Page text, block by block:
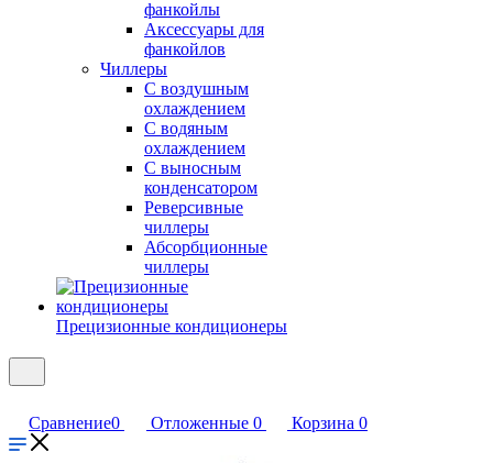
фанкойлы
Аксессуары для
фанкойлов
Чиллеры
С воздушным
охлаждением
С водяным
охлаждением
С выносным
конденсатором
Реверсивные
чиллеры
Абсорбционные
чиллеры
Прецизионные кондиционеры
Сравнение0 Отложенные 0 Корзина 0